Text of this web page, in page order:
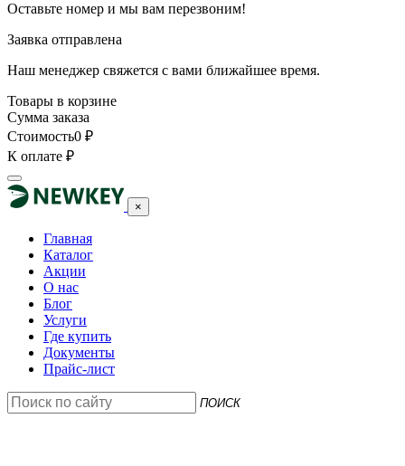
Оставьте номер и мы вам перезвоним!
Заявка отправлена
Наш менеджер свяжется с вами ближайшее время.
Товары в корзине
Сумма заказа
Стоимость0 ₽
К оплате ₽
×
Главная
Каталог
Акции
О нас
Блог
Услуги
Где купить
Документы
Прайс-лист
ПОИСК